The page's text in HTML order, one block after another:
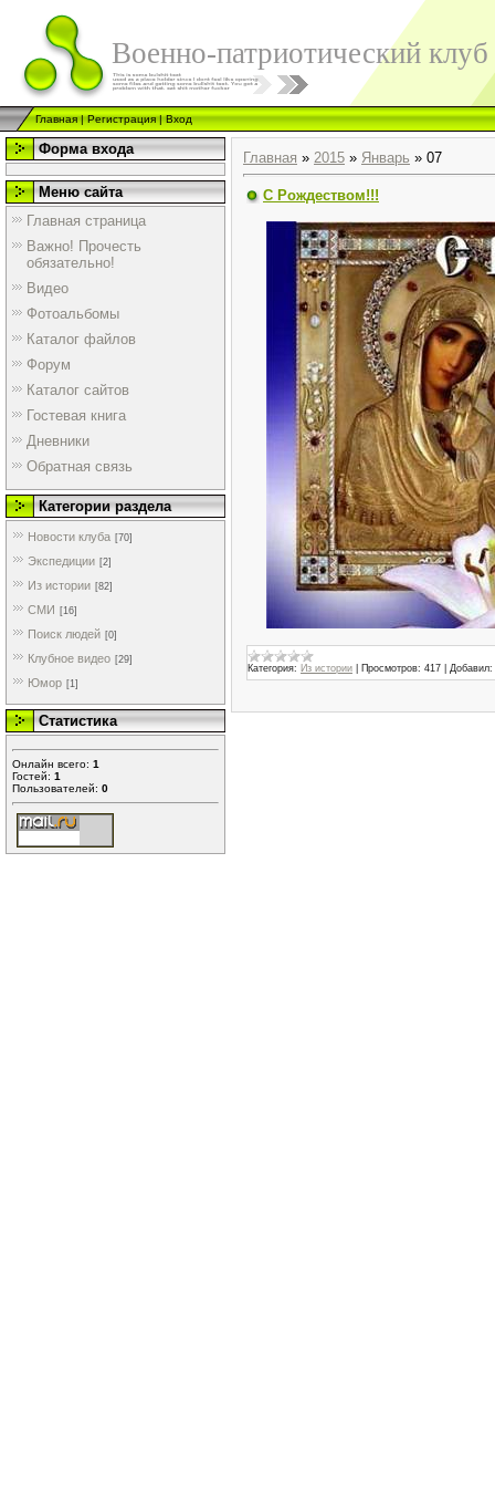
Военно-патриотический
Главная|Регистрация|Вход
Форма входа
Меню сайта
Главная страница
Важно! Прочесть
обязательно!
Видео
Фотоальбомы
Каталог файлов
Форум
Каталог сайтов
Гостевая книга
Дневники
Обратная связь
Категории раздела
Новости клуба [70]
Экспедиции [2]
Из истории [82]
СМИ [16]
Поиск людей [0]
Клубное видео [29]
Юмор [1]
Статистика
Онлайн всего: 1
Гостей: 1
Пользователей: 0
Главная » 2015 » Январь » 07
С Рождеством!!!
Категория: Из истории Просмотров: 417 Добавил: